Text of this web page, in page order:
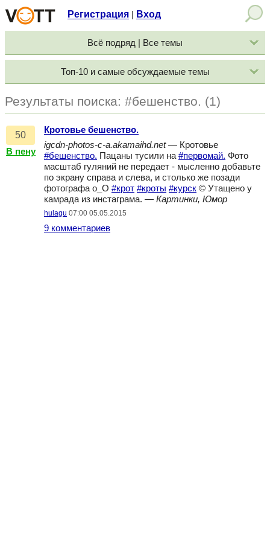
Регистрация Вход
Всё подряд | Все темы
Топ-10 и самые обсуждаемые темы
Результаты поиска: #бешенство. (1)
50
В пену
Кротовье бешенство.
igcdn-photos-c-a.akamaihd.net— Кротовье
#бешенство. Пацаны тусили на #первомай. Фото
масштаб гуляний не передает - мысленно добавьте
по экрану справа и слева, и столько же позади
фотографа о_О #крот #кроты #курск © Утащено у
камрада из инстаграма. — Картинки, Юмор
hulagu 07:00 05.05.2015
9 комментариев